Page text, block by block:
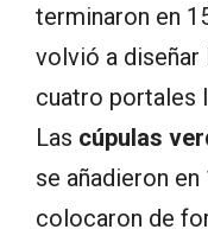
terminaron en
volvió a diseñar
cuatro portales
Las cúpulas
se añadieron
colocaron de